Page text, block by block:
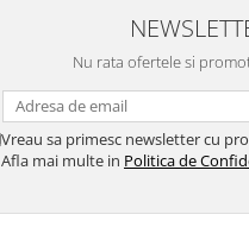
Nu rata ofertele si
Vreau sa primesc newsletter cu
Afla mai multe in Politica de